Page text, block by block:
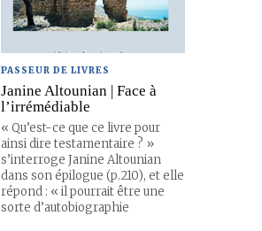
PASSEUR DE LIVRES
Janine Altounian | Face à
l’irrémédiable
« Qu’est-ce que ce livre pour
ainsi dire testamentaire ? »
s’interroge Janine Altounian
dans son épilogue (p.210), et elle
répond : « il pourrait être une
sorte d’autobiographie